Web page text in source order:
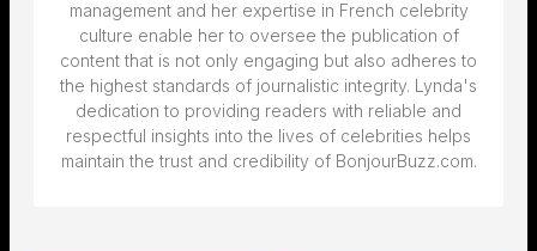
management and her expertise in French celebrity
culture enable her to oversee the publication of
content that is not only engaging but also adheres to
the highest standards of journalistic integrity. Lynda's
dedication to providing readers with reliable and
respectful insights into the lives of celebrities helps
maintain the trust and credibility of BonjourBuzz.com.